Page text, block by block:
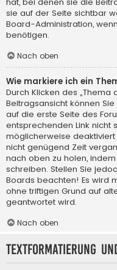
sie auf der Seite sichtbar
Board-Administration,
benötigen.
Nach oben
Wie markiere ich ein
Durch Klicken des „Thema
Beitragsansicht können
auf die erste Seite des
entsprechenden Link nicht
möglicherweise
nicht genügend Zeit
nach oben zu holen,
schreiben. Stellen Sie
Boards beachten! Es wird
ohne triftigen Grund auf
geantwortet wird.
Nach oben
Textformatierung